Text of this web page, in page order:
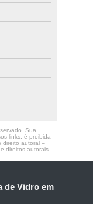
Sua
links, é proibida
direito autoral –
direitos autorais.
de Vidro em